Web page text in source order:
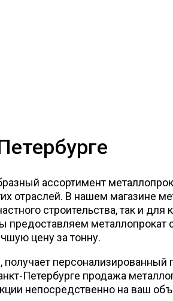
ассортимент
отраслей. В нашем магазине
строительства, так и
металлопрокат
цену за тонну.
Петербурге продажа
непосредственно на ваш